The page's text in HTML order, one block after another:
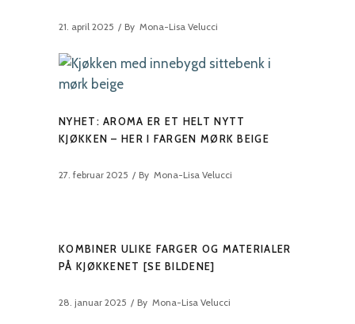
21. april 2025 By Mona-Lisa Velucci
NYHET: AROMA ER ET HELT NYTT
KJØKKEN – HER I FARGEN MØRK BEIGE
27. februar 2025 By Mona-Lisa Velucci
KOMBINER ULIKE FARGER OG MATERIALER
PÅ KJØKKENET [SE BILDENE]
28. januar 2025 By Mona-Lisa Velucci